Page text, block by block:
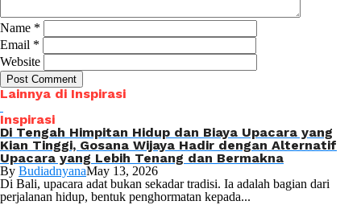
Name *
Email *
Website
Lainnya di Inspirasi
Inspirasi
Di Tengah Himpitan Hidup dan Biaya Upacara yang
Kian Tinggi, Gosana Wijaya Hadir dengan Alternatif
Upacara yang Lebih Tenang dan Bermakna
By BudiadnyanaMay 13, 2026
Di Bali, upacara adat bukan sekadar tradisi. Ia adalah bagian dari
perjalanan hidup, bentuk penghormatan kepada...